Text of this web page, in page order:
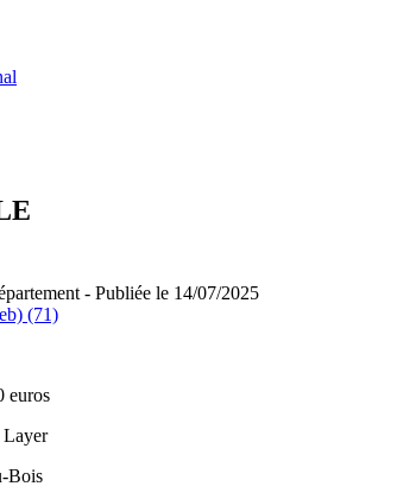
- Publiée le 14/07/2025
(71)
euros
Layer
Bois